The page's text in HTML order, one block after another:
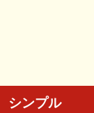
シンプル